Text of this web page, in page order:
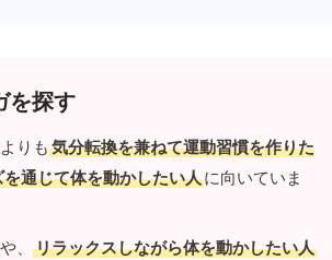
を探す
りも 気分転換を兼ねて運動習慣を作りた
通じて体を動かしたい人に向いていま
、
リラックスしながら体を動かしたい人